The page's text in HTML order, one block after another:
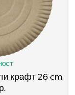
крафт 26 cm